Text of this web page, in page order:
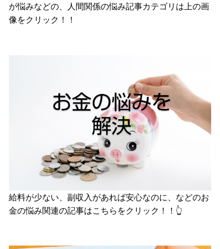
が悩みなどの、人間関係の悩み記事カテゴリは上の画
像をクリック！！
給料が少ない、副収入があれば安心なのに、などのお
金の悩み関連の記事はこちらをクリック！！👆️